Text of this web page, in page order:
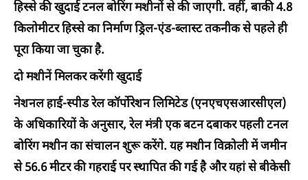
हिस्से की खुदाई टनल बोरिंग मशीनों से की जाएगी. वहीं, बाकी 4.8
किलोमीटर हिस्से का निर्माण ड्रिल-एंड-ब्लास्ट तकनीक से पहले ही
पूरा किया जा चुका है.
दो मशीनें मिलकर करेंगी खुदाई
नेशनल हाई-स्पीड रेल कॉर्पोरेशन लिमिटेड (एनएचएसआरसीएल)
के अधिकारियों के अनुसार, रेल मंत्री एक बटन दबाकर पहली टनल
बोरिंग मशीन का संचालन शुरू करेंगे. यह मशीन विक्रोली में जमीन
से 56.6 मीटर की गहराई पर स्थापित की गई है और यहां से बीकेसी